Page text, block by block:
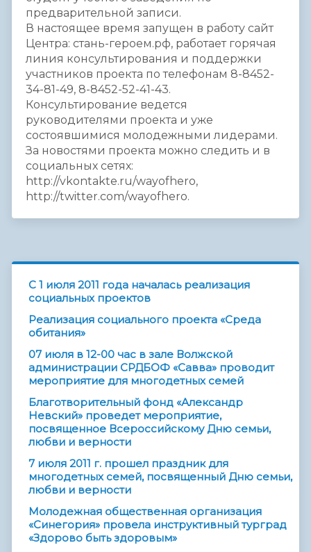
предварительной записи.
В настоящее время запущен в работу сайт
Центра: стань-героем.рф, работает горячая
линия консультирования и поддержки
участников проекта по телефонам 8-8452-
34-81-49, 8-8452-52-41-43.
Консультирование ведется
руководителями проекта и уже
состоявшимися молодежными лидерами.
За новостями проекта можно следить и в
социальных сетях:
http://vkontakte.ru/wayofhero,
http://twitter.com/wayofhero.
C 1 июля 2011 года началась реализация
социальных проектов
Реализация социального проекта «Среда
обитания»
07 июля в 12-00 час в зале Волжской
администрации СРДБОФ «Савва» проводит
мероприятие для многодетных семей
Благотворительный фонд «Александр
Невский» проведет мероприятие,
посвященное Всероссийскому Дню семьи,
любви и верности
7 июля 2011 г. прошел праздник для
многодетных семей, посвященный Дню семьи,
любви и верности
Молодежная общественная организация
«Синегория» провела инструктивный турград
«Здорово быть здоровым»